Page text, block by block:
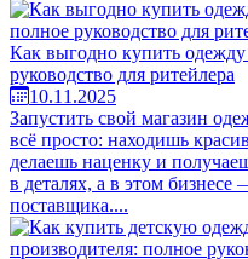
Как выгодно купить
руководство для ритейлера
10.11.2025
Запустить свой магазин
всё просто: находишь
делаешь наценку и
в деталях, а в этом
поставщика....